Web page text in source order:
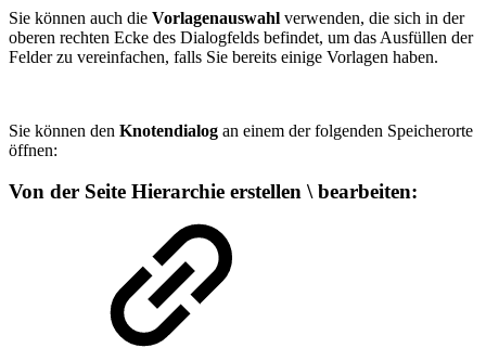
Sie können auch die Vorlagenauswahl verwenden, die sich in der
oberen rechten Ecke des Dialogfelds befindet, um das Ausfüllen der
Felder zu vereinfachen, falls Sie bereits einige Vorlagen haben.
Sie können den Knotendialog an einem der folgenden Speicherorte
öffnen:
Von der Seite Hierarchie erstellen \ bearbeiten: